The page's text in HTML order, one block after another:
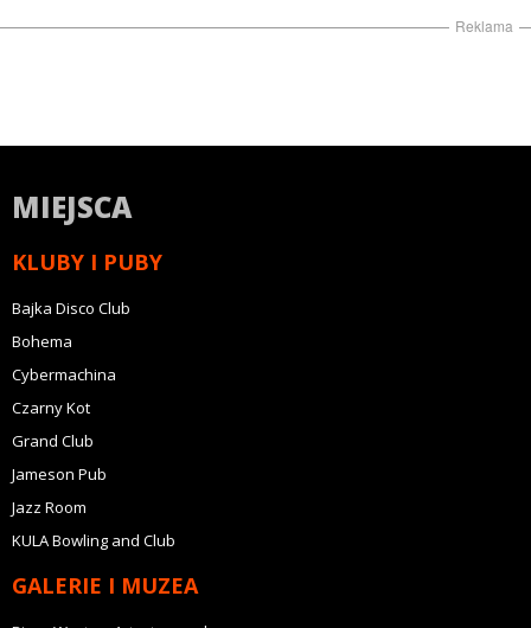
Reklama
MIEJSCA
KLUBY I PUBY
Bajka Disco Club
Bohema
Cybermachina
Czarny Kot
Grand Club
Jameson Pub
Jazz Room
KULA Bowling and Club
GALERIE I MUZEA